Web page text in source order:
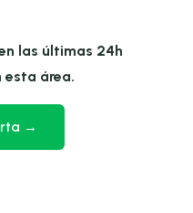
las últimas 24h
esta área.
→